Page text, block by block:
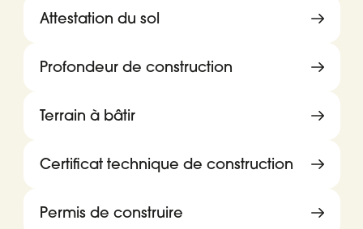
Attestation du sol
Profondeur de construction
Terrain à bâtir
Certificat technique de construction
Permis de construire